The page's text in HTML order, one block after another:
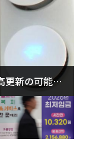
更新の可能性